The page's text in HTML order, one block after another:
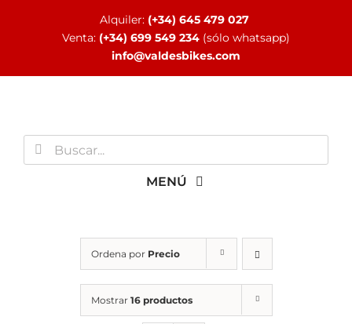
Alquiler: (+34) 645 479 027
Venta: (+34) 699 549 234 (sólo whatsapp)
info@valdesbikes.com
Buscar:
MENÚ
Ordena por Precio
Mostrar 16 productos